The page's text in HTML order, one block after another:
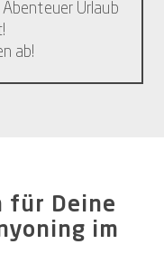
Urlaub
ab!
für Deine
im